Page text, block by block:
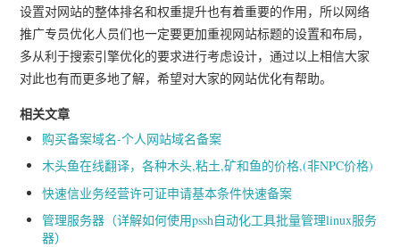
设置对网站的整体排名和权重提升也有着重要的作用，所以网络
推广专员优化人员们也一定要更加重视网站标题的设置和布局，
多从利于搜索引擎优化的要求进行考虑设计，通过以上相信大家
对此也有而更多地了解，希望对大家的网站优化有帮助。
相关文章
购买备案域名-个人网站域名备案
木头鱼在线翻译，各种木头,粘土,矿和鱼的价格,(非NPC价格)
快速信业务经营许可证申请基本条件快速备案
管理服务器（详解如何使用pssh自动化工具批量管理linux服务
器）